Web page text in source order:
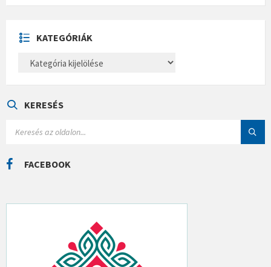
H
U
M
KATEGÓRIÁK
E
Á
KERESÉS
C
H
FACEBOOK